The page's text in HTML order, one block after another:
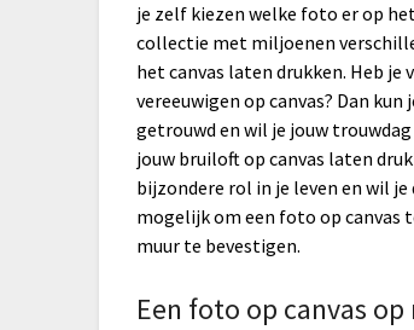
je zelf kiezen welke foto er op
collectie met miljoenen
het canvas laten drukken. Heb je
vereeuwigen op canvas? Dan
getrouwd en wil je jouw
jouw bruiloft op canvas laten
bijzondere rol in je leven en wil
mogelijk om een foto op canvas
muur te bevestigen.
Een foto op canvas